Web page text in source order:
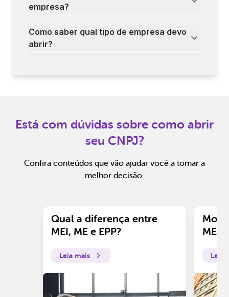
empresa?
Como saber qual tipo de empresa devo
abrir?
Está com dúvidas sobre como abrir
seu CNPJ?
Confira conteúdos que vão ajudar você a tomar a
melhor decisão.
Qual a diferença entre
MEI, ME e EPP?
Leia mais
ME?
Leia